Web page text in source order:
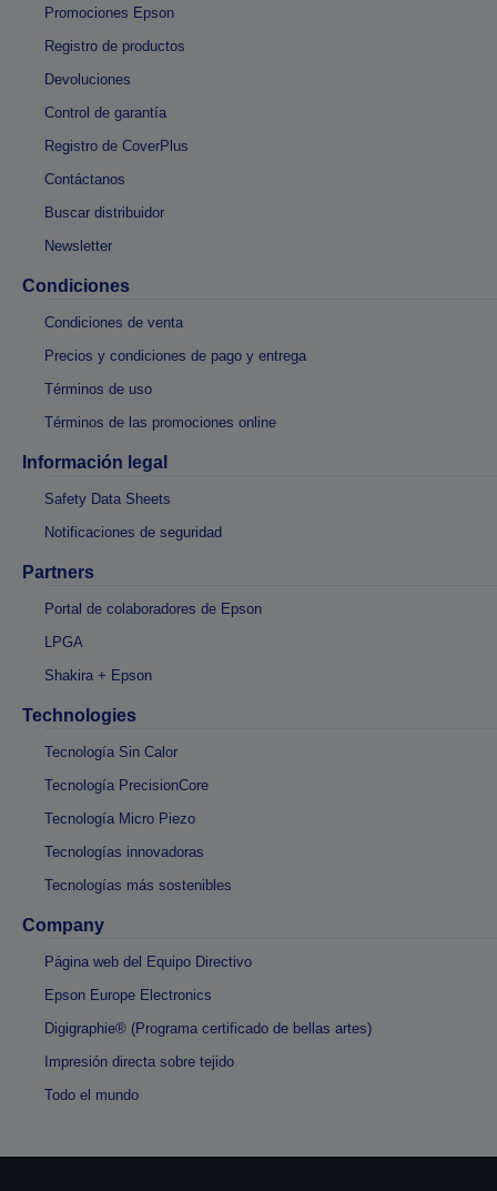
Promociones Epson
Registro de productos
Devoluciones
Control de garantía
Registro de CoverPlus
Contáctanos
Buscar distribuidor
Newsletter
Condiciones
Condiciones de venta
Precios y condiciones de pago y entrega
Términos de uso
Términos de las promociones online
Información legal
Safety Data Sheets
Notificaciones de seguridad
Partners
Portal de colaboradores de Epson
LPGA
Shakira + Epson
Technologies
Tecnología Sin Calor
Tecnología PrecisionCore
Tecnología Micro Piezo
Tecnologías innovadoras
Tecnologías más sostenibles
Company
Página web del Equipo Directivo
Epson Europe Electronics
Digigraphie® (Programa certificado de bellas artes)
Impresión directa sobre tejido
Todo el mundo